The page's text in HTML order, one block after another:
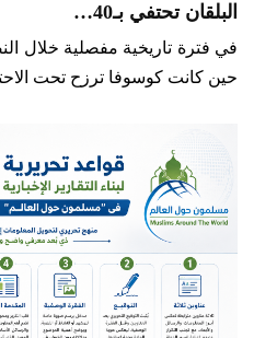
البلقان تحتفي بـ40…
في فترة تاريخية مفصلية خلال
حين كانت كوسوفا ترزح تحت